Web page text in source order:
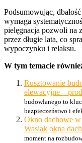
Podsumowując,
wymaga
pielęgnacja pozwoli na
przez długie lata, co
wypoczynku i relaksu.
W tym temacie
Rusztowanie
elewacyjne –
budowlanego to
bezpieczeństwo i
Okno dachowe
Wasiak okna
moment na